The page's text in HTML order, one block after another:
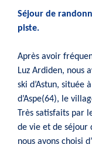
Séjour de
piste.
Après avoir
Luz Ardiden, nous
ski d’Astun, située
d’Aspe(64), le
Très satisfaits par
de vie et de séjour
nous avons choisi